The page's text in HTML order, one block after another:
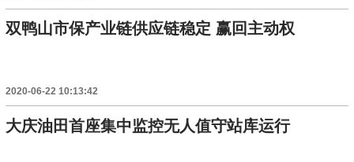
双鸭山市保产业链供应链稳定 赢回主动权
2020-06-22 10:13:42
大庆油田首座集中监控无人值守站库运行